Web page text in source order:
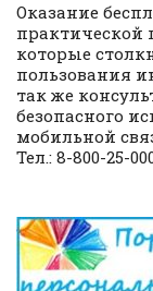
Оказание
практической
которые
пользования
так же
безопасного
мобильной
Тел.: 8-800-25-